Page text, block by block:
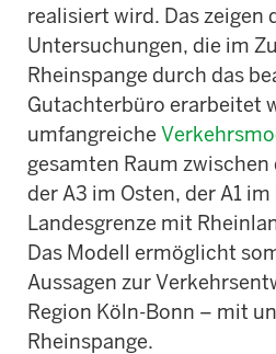
realisiert wird. Das zeigen
Untersuchungen, die im
Rheinspange durch das
Gutachterbüro erarbeitet
umfangreiche
gesamten Raum zwischen
der A3 im Osten, der A1
Landesgrenze mit
Das Modell ermöglicht
Aussagen zur
Region Köln-Bonn – mit
Rheinspange.